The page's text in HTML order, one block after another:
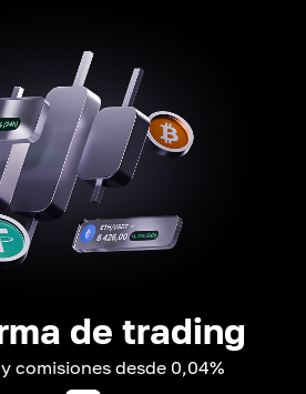
de trading
comisiones desde 0,04%